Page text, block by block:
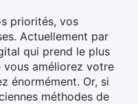
priorités, vos
Actuellement par
qui prend le plus
vous améliorez votre
énormément. Or, si
méthodes de